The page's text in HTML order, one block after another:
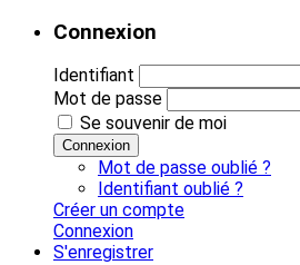
Connexion
Identifiant
Mot de passe
Se souvenir de moi
Connexion
Mot de passe oublié ?
Identifiant oublié ?
Créer un compte
Connexion
S'enregistrer